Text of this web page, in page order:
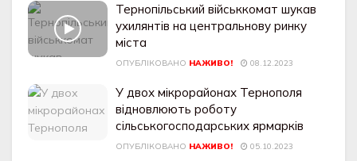
Тернопільський військкомат шукав
ухилянтів на центральнову ринку
міста
ОПУБЛІКОВАНО НАЖИВО! 08.12.2023
У двох мікрорайонах Тернополя
відновлюють роботу
сільськогосподарських ярмарків
ОПУБЛІКОВАНО НАЖИВО! 05.10.2023